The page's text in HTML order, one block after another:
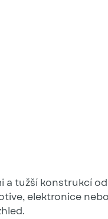
a tužší konstrukcí
elektronice